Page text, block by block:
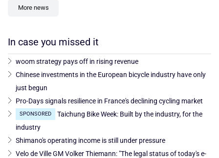
More news
In case you missed it
woom strategy pays off in rising revenue
Chinese investments in the European bicycle industry have only
just begun
Pro-Days signals resilience in France's declining cycling market
SPONSORED
Taichung Bike Week: Built by the industry, for the
industry
Shimano's operating income is still under pressure
Velo de Ville GM Volker Thiemann: "The legal status of today's e-